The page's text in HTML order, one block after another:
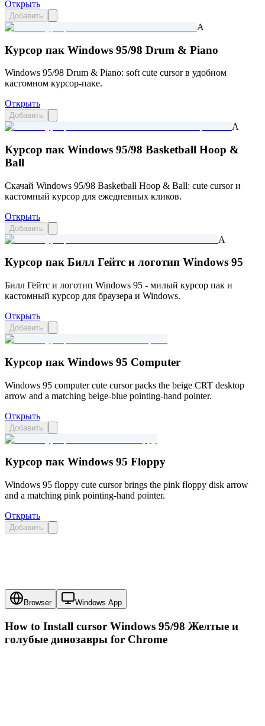
Открыть
Добавить
A
Курсор пак Windows 95/98 Drum & Piano
Windows 95/98 Drum & Piano: soft cute cursor в удобном
кастомном курсор-паке.
Открыть
Добавить
A
Курсор пак Windows 95/98 Basketball Hoop &
Ball
Скачай Windows 95/98 Basketball Hoop & Ball: cute cursor и
кастомный курсор для ежедневных кликов.
Открыть
Добавить
A
Курсор пак Билл Гейтс и логотип Windows 95
Билл Гейтс и логотип Windows 95 - милый курсор пак и
кастомный курсор для браузера и Windows.
Открыть
Добавить
Курсор пак Windows 95 Computer
Windows 95 computer cute cursor packs the beige CRT desktop
arrow and a matching beige-blue pointing-hand pointer.
Открыть
Добавить
Курсор пак Windows 95 Floppy
Windows 95 floppy cute cursor brings the pink floppy disk arrow
and a matching pink pointing-hand pointer.
Открыть
Добавить
Browser Windows App
How to Install cursor Windows 95/98 Желтые и
голубые динозавры for Chrome